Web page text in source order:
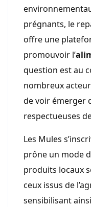
prégnants, le
offre une
promouvoir l’
question est au
nombreux
de voir émerger
respectueuses
Les Mules
prône un mode
produits locaux
ceux issus de
sensibilisant